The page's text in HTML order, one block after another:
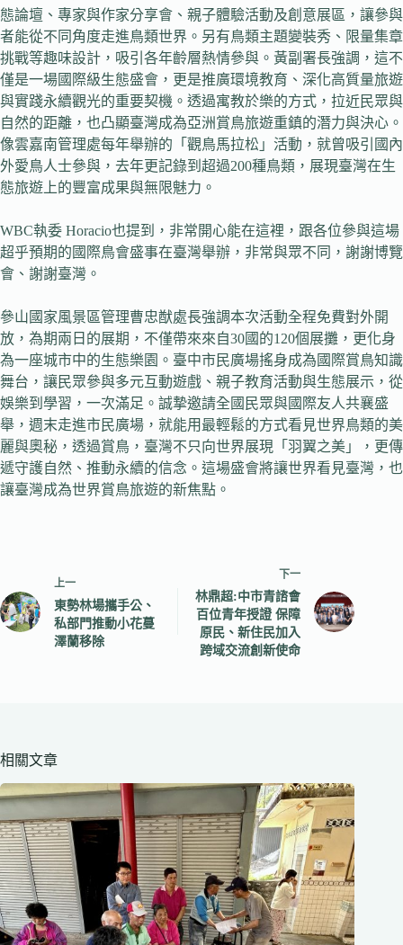
態論壇、專家與作家分享會、親子體驗活動及創意展區，讓參與
者能從不同角度走進鳥類世界。另有鳥類主題變裝秀、限量集章
挑戰等趣味設計，吸引各年齡層熱情參與。黃副署長強調，這不
僅是一場國際級生態盛會，更是推廣環境教育、深化高質量旅遊
與實踐永續觀光的重要契機。透過寓教於樂的方式，拉近民眾與
自然的距離，也凸顯臺灣成為亞洲賞鳥旅遊重鎮的潛力與決心。
像雲嘉南管理處每年舉辦的「觀鳥馬拉松」活動，就曾吸引國內
外愛鳥人士參與，去年更記錄到超過200種鳥類，展現臺灣在生
態旅遊上的豐富成果與無限魅力。
WBC執委 Horacio也提到，非常開心能在這裡，跟各位參與這場
超乎預期的國際鳥會盛事在臺灣舉辦，非常與眾不同，謝謝博覽
會、謝謝臺灣。
參山國家風景區管理曹忠猷處長強調本次活動全程免費對外開
放，為期兩日的展期，不僅帶來來自30國的120個展攤，更化身
為一座城市中的生態樂園。臺中市民廣場搖身成為國際賞鳥知識
舞台，讓民眾參與多元互動遊戲、親子教育活動與生態展示，從
娛樂到學習，一次滿足。誠摯邀請全國民眾與國際友人共襄盛
舉，週末走進市民廣場，就能用最輕鬆的方式看見世界鳥類的美
麗與奧秘，透過賞鳥，臺灣不只向世界展現「羽翼之美」，更傳
遞守護自然、推動永續的信念。這場盛會將讓世界看見臺灣，也
讓臺灣成為世界賞鳥旅遊的新焦點。
上一
東勢林場攜手公、
私部門推動小花蔓
澤蘭移除
下一
林鼎超:中市青諮會
百位青年授證 保障
原民、新住民加入
跨域交流創新使命
相關文章